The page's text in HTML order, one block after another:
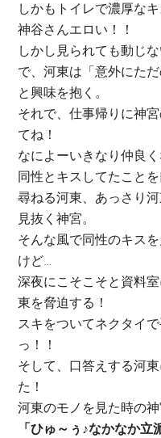
しかもトイレで濃厚な
神谷さんエロい！！
しかし見られても動じ
で、河東は「意外にた
と興味を抱く。
それで、仕事帰りに神
てね！
なによーいきなり仲良
同性とキスしてたこと
尋ねる河東、あっさり
見抜く神宮。
そんな風で同性のキス
けど…
深夜にこそこそと資料
東を脅迫する！
スキをついてネクタイ
っ！！
そして、口答えする河
た！
河東のモノを見た時の神
「ひゅ～ぅ♪なかなか